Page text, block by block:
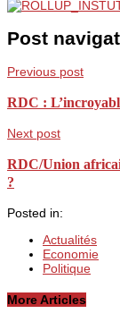
Post
Previous post
RDC :
Next post
RDC/Union
?
Posted in:
Actualités
Economie
Politique
More Articles